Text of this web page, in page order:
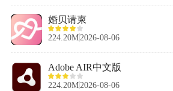
婚贝请柬
224.20M 2026-08-06
Adobe AIR中文版
224.20M 2026-08-06